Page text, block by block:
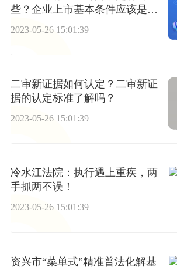
些？企业上市基本条件应该是什
2023-05-26 15:01:39
二审新证据如何认定？二审新证
据的认定标准了解吗？
2023-05-26 15:01:39
冷水江法院：执行遇上重疾，两
手抓两不误！
2023-05-26 15:01:39
资兴市“菜单式”精准普法化解基